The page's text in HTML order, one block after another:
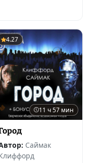
4.27
11 ч 57 мин
Саймак